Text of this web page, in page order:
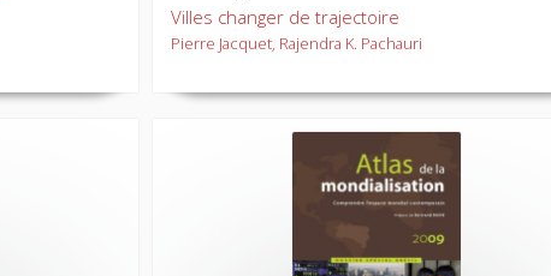
Villes changer de trajectoire
Pierre Jacquet, Rajendra K. Pachauri